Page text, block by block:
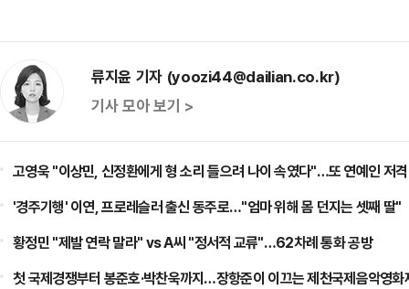
류지윤 기자 (yoozi44@dailian.co.kr)
기사 모아 보기 >
고영욱 "이상민, 신정환에게 형 소리 들으려 나이 속였다"…또 연예인 저격
'경주기행' 이연, 프로레슬러 출신 동주로…"엄마 위해 몸 던지는 셋째 딸"
황정민 "제발 연락 말라" vs A씨 "정서적 교류"…62차례 통화 공방
첫 국제경쟁부터 봉준호·박찬욱까지…장항준이 이끄는 제천국제음악영화